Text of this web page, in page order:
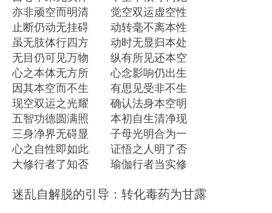
亦非顽空而明清 觉空双运虚空性
止断仍动无挂碍 动转毫不离本性
虽无肢体行四方 动时无显归本处
无目仍可见万物 纵有所见还本空
心之本体无方所 心念影响仍出生
因其本空而不生 有思见受非不生
现空双运之光耀 确认法身本空明
五智功德圆满照 本初自生清净现
三身净界无碍显 子母光明合为一
心之自性即如此 证悟之人明了否
大修行者了知否 瑜伽行者当实修
迷乱自解脱的引导：转化毒药为甘露